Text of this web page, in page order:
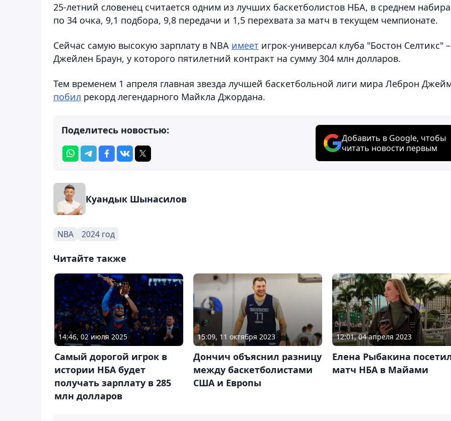
25-летний словенец считается одним из лучших баскетболистов НБА, в среднем
по 34 очка, 9,1 подбора, 9,8 передачи и 1,5 перехвата за матч в текущем чемпионате.
Сейчас самую высокую зарплату в NBA имеет игрок-универсал клуба "Бостон Селтикс" –
Джейлен Браун, у которого пятилетний контракт на сумму 304 млн долларов.
Тем временем 1 апреля главная звезда лучшей баскетбольной лиги мира Леброн
побил рекорд легендарного Майкла Джордана.
Поделитесь новостью:
Добавить в Google, чтобы
читать новости первым
Куандык Шынасилов
NBA 2024 год
Читайте также
14:46, 02 июля 2025
Самый дорогой игрок в
истории НБА будет
получать зарплату в 285
млн долларов
15:09, 11 октября 2023
Дончич объяснил разницу
между баскетболистами
США и Европы
12:01, 04 апреля 2023
Елена Рыбакина
матч НБА в Майами